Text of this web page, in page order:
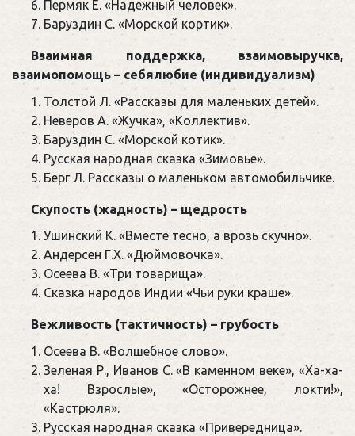
Пермяк Е. «Надежный человек».
Баруздин С. «Морской кортик».
Взаимная поддержка, взаимовыручка,
взаимопомощь – себялюбие (индивидуализм)
Толстой Л. «Рассказы для маленьких детей».
Неверов А. «Жучка», «Коллектив».
Баруздин С. «Морской котик».
Русская народная сказка «Зимовье».
Берг Л. Рассказы о маленьком автомобильчике.
Скупость (жадность) – щедрость
Ушинский К. «Вместе тесно, а врозь скучно».
Андерсен Г.Х. «Дюймовочка».
Осеева В. «Три товарища».
Сказка народов Индии «Чьи руки краше».
Вежливость (тактичность) – грубость
Осеева В. «Волшебное слово».
Зеленая Р., Иванов С. «В каменном веке», «Ха-ха-
ха! Взрослые», «Осторожнее, локти!»,
«Кастрюля».
Русская народная сказка «Привередница».